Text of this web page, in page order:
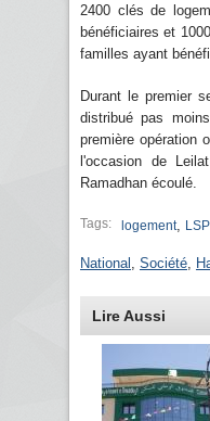
2400 clés de
bénéficiaires et
familles ayant
Durant le premier
distribué pas
première opération
l'occasion de
Ramadhan écoulé.
Tags: logement, LSP
National Société
Lire Aussi